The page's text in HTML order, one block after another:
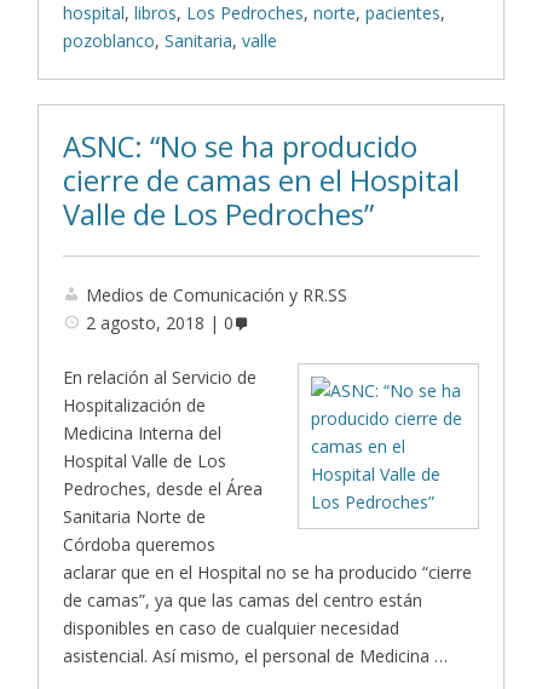
hospital,libros, Los Pedroches,norte,pacientes,
pozoblanco,Sanitaria,valle
ASNC: “No se ha producido
cierre de camas en el Hospital
Valle de Los Pedroches”
Medios de Comunicación y RR.SS
2 agosto, 2018
0
En relación al Servicio de
Hospitalización de
Medicina Interna del
Hospital Valle de Los
Pedroches, desde el Área
Sanitaria Norte de
Córdoba queremos
aclarar que en el Hospital no se ha producido “cierre
de camas”, ya que las camas del centro están
disponibles en caso de cualquier necesidad
asistencial. Así mismo, el personal de Medicina …